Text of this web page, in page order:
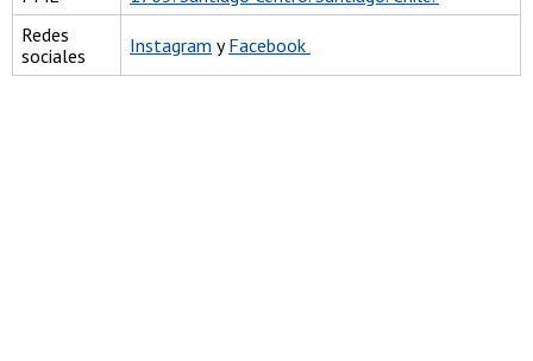
Redes
sociales
Instagram yFacebook